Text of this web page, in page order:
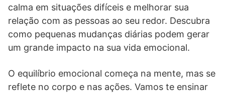
calma em situações difíceis e melhorar sua
relação com as pessoas ao seu redor. Descubra
como pequenas mudanças diárias podem gerar
um grande impacto na sua vida emocional.
O equilíbrio emocional começa na mente, mas se
reflete no corpo e nas ações. Vamos te ensinar